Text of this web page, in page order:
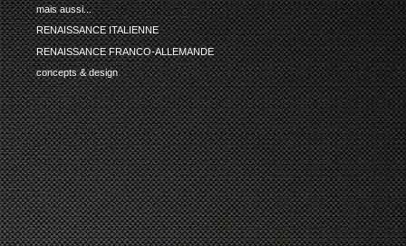
mais aussi...
RENAISSANCE ITALIENNE
RENAISSANCE FRANCO-ALLEMANDE
concepts & design